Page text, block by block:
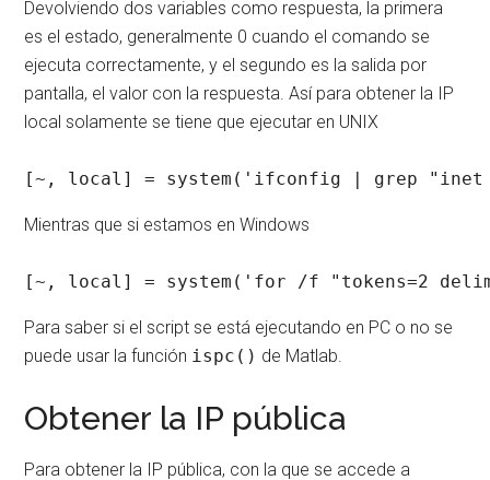
Devolviendo dos variables como respuesta, la primera
es el estado, generalmente 0 cuando el comando se
ejecuta correctamente, y el segundo es la salida por
pantalla, el valor con la respuesta. Así para obtener la IP
local solamente se tiene que ejecutar en UNIX
[~, local] = system('ifconfig | grep
Mientras que si estamos en Windows
[~, local] = system('for /f "tokens=2
Para saber si el script se está ejecutando en PC o no se
puede usar la función ispc() de Matlab.
Obtener la IP pública
Para obtener la IP pública, con la que se accede a